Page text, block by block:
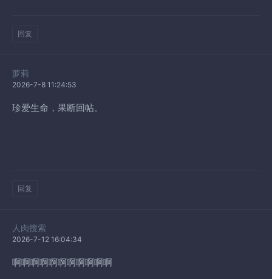
回复
萝莉
2026-7-8 11:24:53
珍爱生命，果断回帖。
回复
人肉搜索
2026-7-12 16:04:34
啊啊啊啊啊啊啊啊啊啊啊